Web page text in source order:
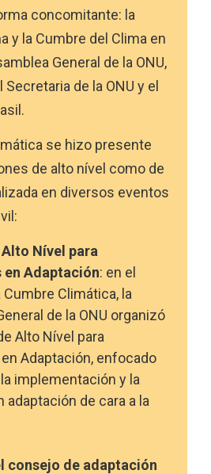
concomitante: la
y la Cumbre del Clima en
General de la ONU,
de la ONU y el
se hizo presente
de alto nível como de
en diversos eventos
Nível para
en Adaptación: en el
Climática, la
de la ONU organizó
Alto Nível para
Adaptación, enfocado
implementación y la
adaptación de cara a la
consejo de adaptación